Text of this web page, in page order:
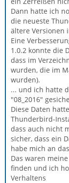
Dann hatte ich
die neueste
ältere Versionen
Eine
1.0.2 konnte die
dass im
wurden, die im
wurden).
... und ich hatte
"08_2016"
Diese Daten
Thunderbird-
dass auch nicht
sicher, dass ein
habe mich an
Das waren
finden und ich
Verhaltens